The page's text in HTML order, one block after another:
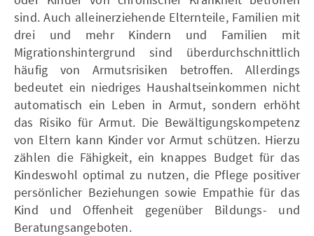
sind. Auch alleinerziehende Elternteile, Familien mit
drei und mehr Kindern und Familien mit
Migrationshintergrund sind überdurchschnittlich
häufig von Armutsrisiken betroffen. Allerdings
bedeutet ein niedriges Haushaltseinkommen nicht
automatisch ein Leben in Armut, sondern erhöht
das Risiko für Armut. Die Bewältigungskompetenz
von Eltern kann Kinder vor Armut schützen. Hierzu
zählen die Fähigkeit, ein knappes Budget für das
Kindeswohl optimal zu nutzen, die Pflege positiver
persönlicher Beziehungen sowie Empathie für das
Kind und Offenheit gegenüber Bildungs- und
Beratungsangeboten.